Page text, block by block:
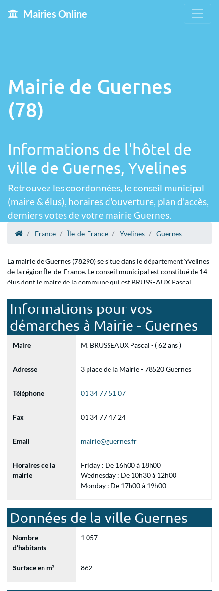
Mairies Online
Mairie de Guernes
(78)
Informations de l'hôtel de
ville de Guernes, Yvelines
Retrouvez les coordonnées, le conseil municipal
(maire & élus), horaires d'ouverture, plan d'accès,
derniers votes de votre mairie Guernes.
France Île-de-France Yvelines Guernes
La mairie de Guernes (78290) se situe dans le département Yvelines
de la région Île-de-France. Le conseil municipal est constitué de 14
élus dont le maire de la commune qui est BRUSSEAUX Pascal.
Informations pour vos
démarches à Mairie - Guernes
Maire M. BRUSSEAUX Pascal - ( 62 ans )
Adresse 3 place de la Mairie - 78520 Guernes
Téléphone 01 34 77 51 07
Fax 01 34 77 47 24
Email mairie@guernes.fr
Horaires de la
mairie
Friday : De 16h00 à 18h00
Wednesday : De 10h30 à 12h00
Monday : De 17h00 à 19h00
Données de la ville Guernes
Nombre
d'habitants
1 057
Surface en m² 862